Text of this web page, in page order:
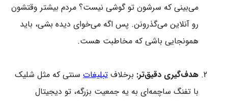
می‌بینی که سرشون تو گوشی نیست؟ مردم بیشتر وقتشون
رو آنلاین می‌گذرونن. پس اگه می‌خوای دیده بشی، باید
همونجایی باشی که مخاطبت هست.
هدف‌گیری دقیق‌تر: برخلاف تبلیغاتسنتی که مثل شلیک
با تفنگ ساچمه‌ای به یه جمعیت بزرگه، تو دیجیتال